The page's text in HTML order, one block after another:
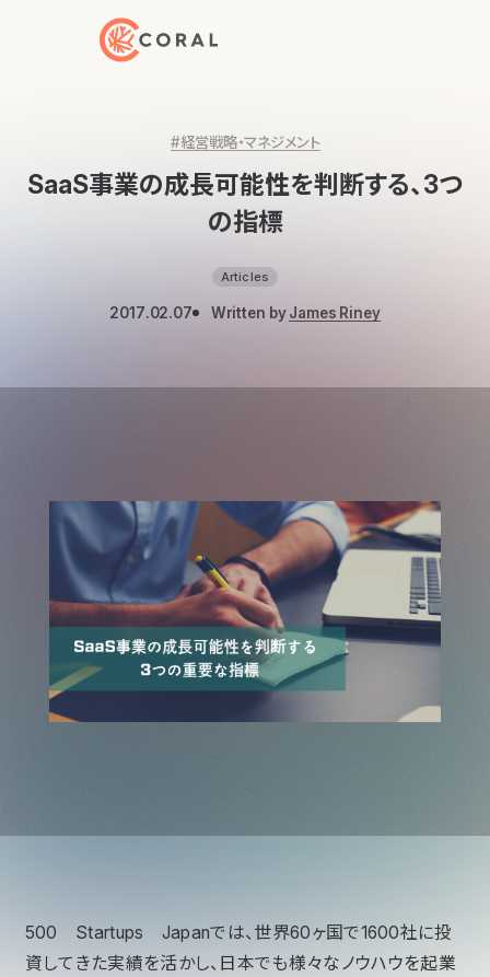
トップページへ戻る
#経営戦略・マネジメント
SaaS事業の成長可能性を判断する、3つ
の指標
Articles
2017.02.07 Written byJames Riney
500 Startups Japanでは、世界60ヶ国で1600社に投
資してきた実績を活かし、日本でも様々なノウハウを起業